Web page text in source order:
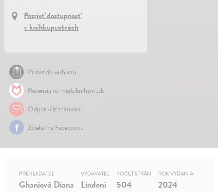
Pozrieť dostupnosť
v kníhkupectvách
Pridať do wishlistu
Recenzia na medziknihami.sk
Odporučiť známemu
Zdielať na Facebooku
PREKLADATEĽ
Ghaniová Diana
VYDAVATEĽ
Lindeni
POČET STRÁN
504
ROK VYDANIA
2024